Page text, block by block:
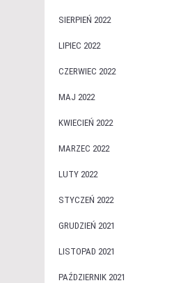
SIERPIEŃ 2022
LIPIEC 2022
CZERWIEC 2022
MAJ 2022
KWIECIEŃ 2022
MARZEC 2022
LUTY 2022
STYCZEŃ 2022
GRUDZIEŃ 2021
LISTOPAD 2021
PAŹDZIERNIK 2021